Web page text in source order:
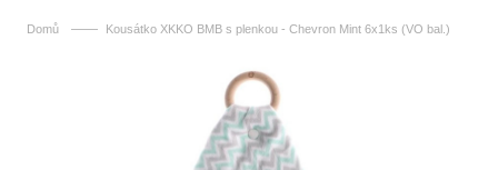
Domů —— Kousátko XKKO BMB s plenkou - Chevron Mint 6x1ks (VO bal.)